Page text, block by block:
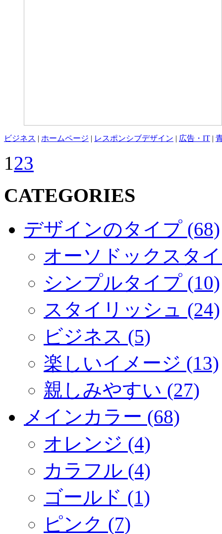
ビジネス | ホームページ | レスポンシブデザイン | 広告・IT |
123
CATEGORIES
デザインのタイプ (68)
オーソドックスタ
シンプルタイプ (10)
スタイリッシュ (24)
ビジネス (5)
楽しいイメージ (13)
親しみやすい (27)
メインカラー (68)
オレンジ (4)
カラフル (4)
ゴールド (1)
ピンク (7)